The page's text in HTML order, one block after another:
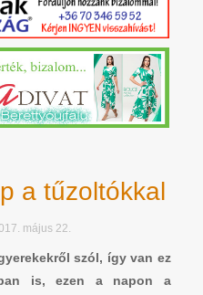
a tűzoltókkal
május 22.
szól, így van ez
is, ezen a napon a